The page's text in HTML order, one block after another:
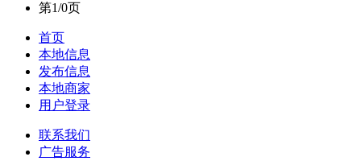
第1/0页
首页
本地信息
发布信息
本地商家
用户登录
联系我们
广告服务